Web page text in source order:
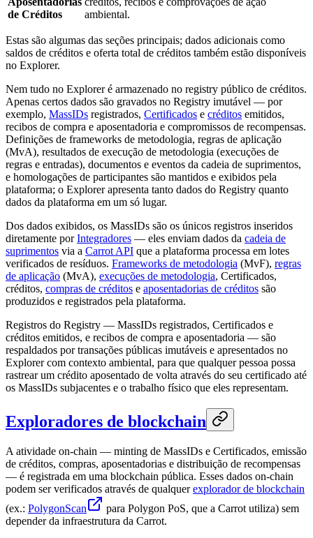
de Créditos
ambiental.
Estas são algumas das seções principais; dados adicionais como
saldos de créditos e oferta total de créditos também estão disponíveis
no Explorer.
Nem tudo no Explorer é armazenado no registry público de créditos.
Apenas certos dados são gravados no Registry imutável — por
exemplo, MassIDs registrados, Certificados e créditos emitidos,
recibos de compra e aposentadoria e compromissos de recompensas.
Definições de frameworks de metodologia, regras de aplicação
(MvA), resultados de execução de metodologia (execuções de
regras e entradas), documentos e eventos da cadeia de suprimentos,
e homologações de participantes são mantidos e exibidos pela
plataforma; o Explorer apresenta tanto dados do Registry quanto
dados da plataforma em um só lugar.
Dos dados exibidos, os MassIDs são os únicos registros inseridos
diretamente porIntegradores — eles enviam dados da cadeia de
suprimentos via a Carrot API que a plataforma processa em lotes
verificados de resíduos. Frameworks de metodologia (MvF), regras
de aplicação (MvA), execuções de metodologia, Certificados,
créditos, compras de créditos e aposentadorias de créditos são
produzidos e registrados pela plataforma.
Registros do Registry — MassIDs registrados, Certificados e
créditos emitidos, e recibos de compra e aposentadoria — são
respaldados por transações públicas imutáveis e apresentados no
Explorer com contexto ambiental, para que qualquer pessoa possa
rastrear um crédito aposentado de volta através do seu certificado até
os MassIDs subjacentes e o trabalho físico que eles representam.
Exploradores de blockchain
A atividade on-chain — minting de MassIDs e Certificados, emissão
de créditos, compras, aposentadorias e distribuição de recompensas
— é registrada em uma blockchain pública. Esses dados on-chain
podem ser verificados através de qualquerexplorador de blockchain
(ex.: PolygonScan
para Polygon PoS, que a Carrot utiliza) sem
depender da infraestrutura da Carrot.